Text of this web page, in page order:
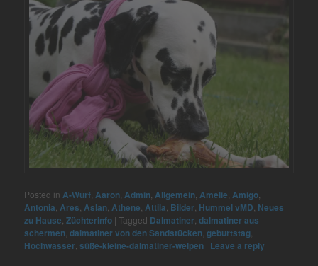
Posted in A-Wurf Aaron Admin Allgemein Amelie Amigo
Antonia Ares Aslan Athene Attila Bilder Hummel vMD Neues
zu Hause ,Züchterinfo |Tagged Dalmatiner ,dalmatiner aus
schermen ,dalmatiner von den Sandstücken ,geburtstag
Hochwasser ,süße-kleine-dalmatiner-welpen | Leave a reply